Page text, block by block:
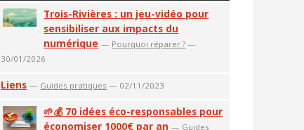
Trois-Rivières : un jeu-vidéo pour
sensibiliser aux impacts du
numérique — Pourquoi réparer ? —
30/01/2026
Liens — Guides pratiques — 02/11/2023
🌱💰 70 idées éco-responsables pour
économiser 1000€ par an — Guides